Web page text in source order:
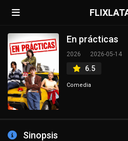
En prácticas
2026 2026-05-14
6.5
Comedia
Sinopsis